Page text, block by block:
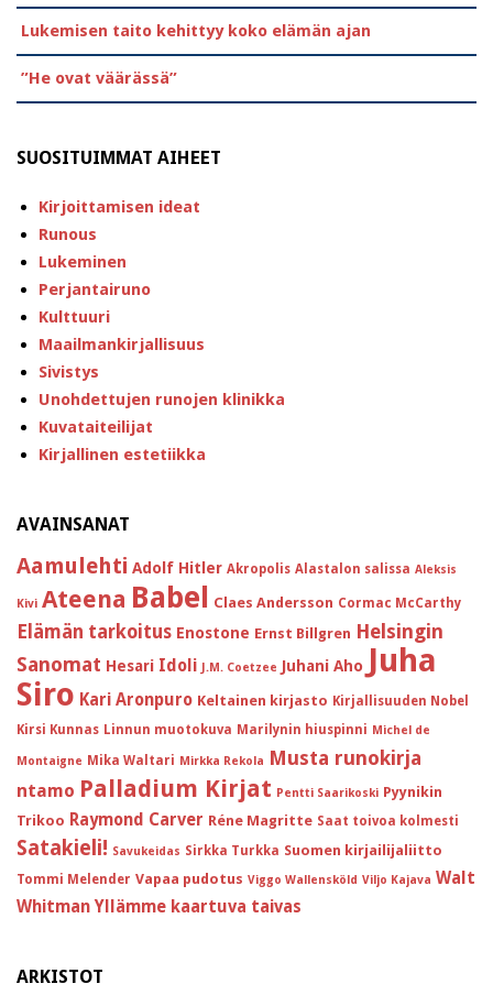
Lukemisen taito kehittyy koko elämän ajan
”He ovat väärässä”
SUOSITUIMMAT AIHEET
Kirjoittamisen ideat
Runous
Lukeminen
Perjantairuno
Kulttuuri
Maailmankirjallisuus
Sivistys
Unohdettujen runojen klinikka
Kuvataiteilijat
Kirjallinen estetiikka
AVAINSANAT
Aamulehti Adolf Hitler Akropolis Alastalon salissa Aleksis
Kivi Ateena Babel Claes Andersson Cormac McCarthy
Elämän tarkoitus Enostone Ernst Billgren Helsingin
Sanomat Hesari Idoli J.M. Coetzee Juhani Aho Juha
Siro Kari Aronpuro Keltainen kirjasto Kirjallisuuden Nobel
Kirsi Kunnas Linnun muotokuva Marilynin hiuspinni Michel de
Montaigne Mika Waltari Mirkka Rekola Musta runokirja
ntamo Palladium Kirjat Pentti Saarikoski Pyynikin
Trikoo Raymond Carver Réne Magritte Saat toivoa kolmesti
Satakieli! Savukeidas Sirkka Turkka Suomen kirjailijaliitto
Tommi Melender Vapaa pudotus Viggo Wallensköld Viljo Kajava Walt
Whitman Yllämme kaartuva taivas
ARKISTOT